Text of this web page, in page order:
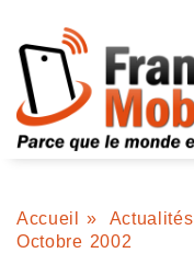
Accueil » Actualités
Octobre 2002